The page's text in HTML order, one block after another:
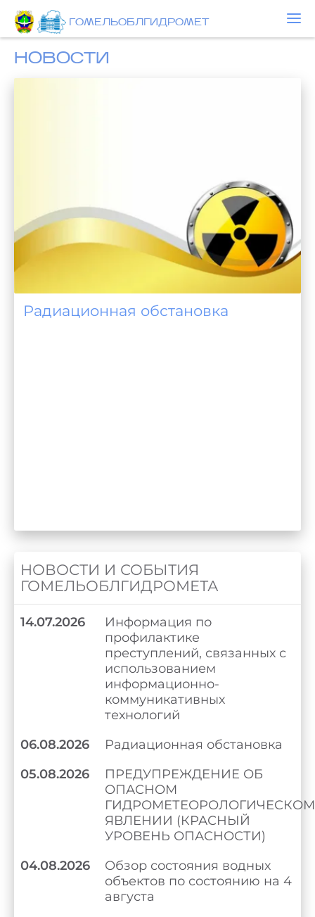
ГОМЕЛЬОБЛГИДРОМЕТ
НОВОСТИ
Радиационная обстановка
НОВОСТИ И СОБЫТИЯ
ГОМЕЛЬОБЛГИДРОМЕТА
14.07.2026
Информация по
профилактике
преступлений, связанных с
использованием
информационно-
коммуникативных
технологий
06.08.2026
Радиационная обстановка
05.08.2026
ПРЕДУПРЕЖДЕНИЕ ОБ
ОПАСНОМ
ГИДРОМЕТЕОРОЛОГИЧЕСКОМ
ЯВЛЕНИИ (КРАСНЫЙ
УРОВЕНЬ ОПАСНОСТИ)
04.08.2026
Обзор состояния водных
объектов по состоянию на 4
августа